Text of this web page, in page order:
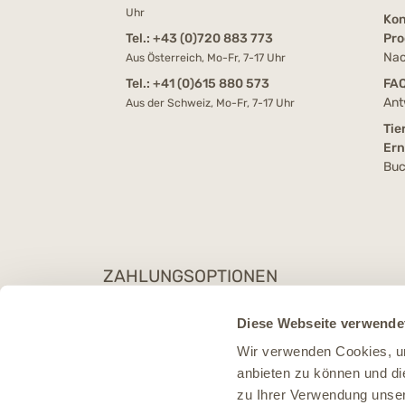
Diese Webseite
Wir verwenden Cookies,
anbieten zu können und
zu Ihrer Verwendung
Uhr
Tel.: +43 (0)720 883 773
Aus Österreich, Mo-Fr, 7-17 Uhr
Tel.: +41 (0)615 880 573
Aus der Schweiz, Mo-Fr, 7-17 Uhr
ZAHLUNGSOPTIONEN